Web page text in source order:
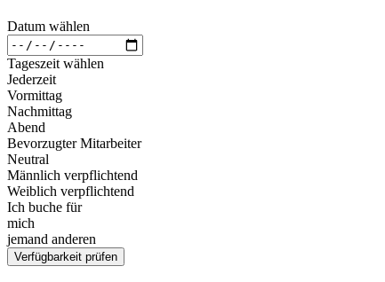
Datum wählen
Tageszeit wählen
Jederzeit
Vormittag
Nachmittag
Abend
Bevorzugter Mitarbeiter
Neutral
Männlich verpflichtend
Weiblich verpflichtend
Ich buche für
mich
jemand anderen
Verfügbarkeit prüfen